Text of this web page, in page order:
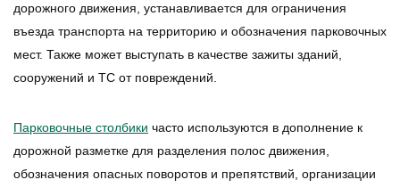
дорожного движения, устанавливается для ограничения
въезда транспорта на территорию и обозначения парковочных
мест. Также может выступать в качестве зажиты зданий,
сооружений и ТС от повреждений.
Парковочные столбики часто используются в дополнение к
дорожной разметке для разделения полос движения,
обозначения опасных поворотов и препятствий, организации